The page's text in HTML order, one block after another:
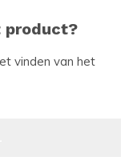
product?
vinden van het